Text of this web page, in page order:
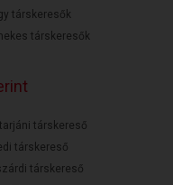
társkeresők
társkeresők
társkereső
társkereső
társkereső